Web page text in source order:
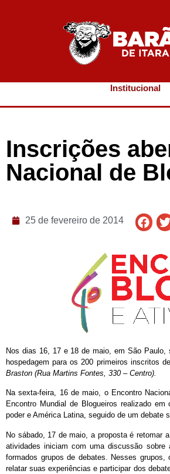
Institucional
Inscrições
Nacional de
25 de fevereiro de 2014
Nos dias 16, 17 e 18 de maio, em São Paulo,
hospedagem para os 200 primeiros inscritos
Braston (Rua Martins Fontes, 330 – Centro).
Na sexta-feira, 16 de maio, o Encontro
Encontro Mundial de Blogueiros realizado
poder e América Latina, seguido de um debate
No sábado, 17 de maio, a proposta é retomar
atividades iniciam com uma discussão
formados grupos de debates. Nesses
relatar suas experiências e participar dos